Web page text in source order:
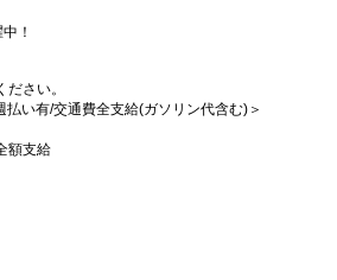
！
さい。
い有/交通費全支給(ガソリン代含む)＞
額支給